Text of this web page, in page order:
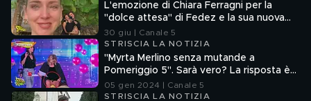
L'emozione di Chiara Ferragni per la
"dolce attesa" di Fedez e la sua nuova
compagna
30 giu | Canale 5
STRISCIA LA NOTIZIA
"Myrta Merlino senza mutande a
Pomeriggio 5". Sarà vero? La risposta è
nel fuorionda
05 gen 2024 | Canale 5
STRISCIA LA NOTIZIA